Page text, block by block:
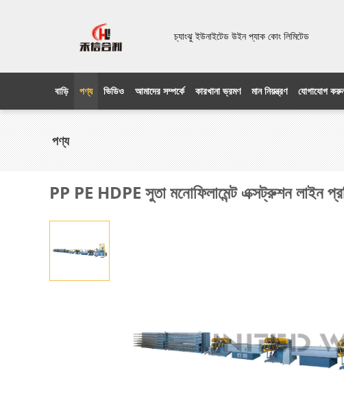
চ্যাংঝু ইউনাইটেড উইন প্যাক কোং লিমিটেড
বাড়ি পণ্য ভিডিও আমাদের সম্পর্কে কারখানা ভ্রমণ মান নিয়ন্ত্রণ যোগাযোগ
পণ্য
PP PE HDPE সুতা মনোফিলামেন্ট এক্সট্রুশন লাইন